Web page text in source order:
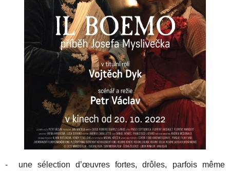
- une sélection d’œuvres fortes, drôles, parfois même